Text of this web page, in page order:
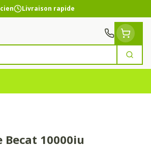
Livraison rapide
Becat 10000iu